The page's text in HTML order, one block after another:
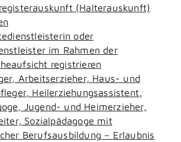
(Halterauskunft)
oder
im Rahmen der
registrieren
Arbeitserzieher, Haus- und
Heilerziehungsassistent,
Jugend- und Heimerzieher,
Sozialpädagoge mit
Berufsausbildung – Erlaubnis